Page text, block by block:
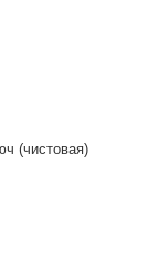
(чистовая)